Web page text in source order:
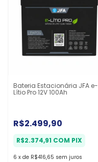
Bateria Estacionária JFA e-
Lítio Pro 12V 100Ah
R$2.499,90
R$2.374,91 COM PIX
6 x de R$416,65 sem juros